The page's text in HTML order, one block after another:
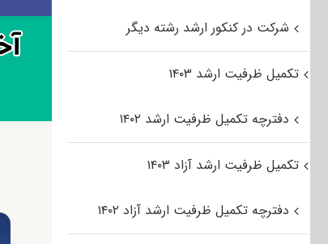
شرکت در کنکور ارشد رشته دیگر
تکمیل ظرفیت ارشد ۱۴۰۳
دفترچه تکمیل ظرفیت ارشد ۱۴۰۲
تکمیل ظرفیت ارشد آزاد ۱۴۰۳
دفترچه تکمیل ظرفیت ارشد آزاد ۱۴۰۲